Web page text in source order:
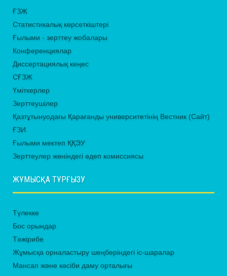
ҒЗЖ
Статистикалық көрсеткіштері
Ғылыми - зерттеу жобалары
Конференциялар
Диссертациялық кеңес
СҒЗЖ
Үміткерлер
Зерттеушілер
Қазтұтынуодағы Қарағанды университетінің Вестник (Сайт)
ҒЗИ
Ғылыми мектеп ҚҚЭУ
Зерттеулер жөніндегі әдеп комиссиясы
ЖҰМЫСҚА ТҰРҒЫЗУ
Түлекке
Бос орындар
Тәжірибе
Жұмысқа орналастыру шеңберіндегі іс-шаралар
Мансап және кәсіби даму орталығы